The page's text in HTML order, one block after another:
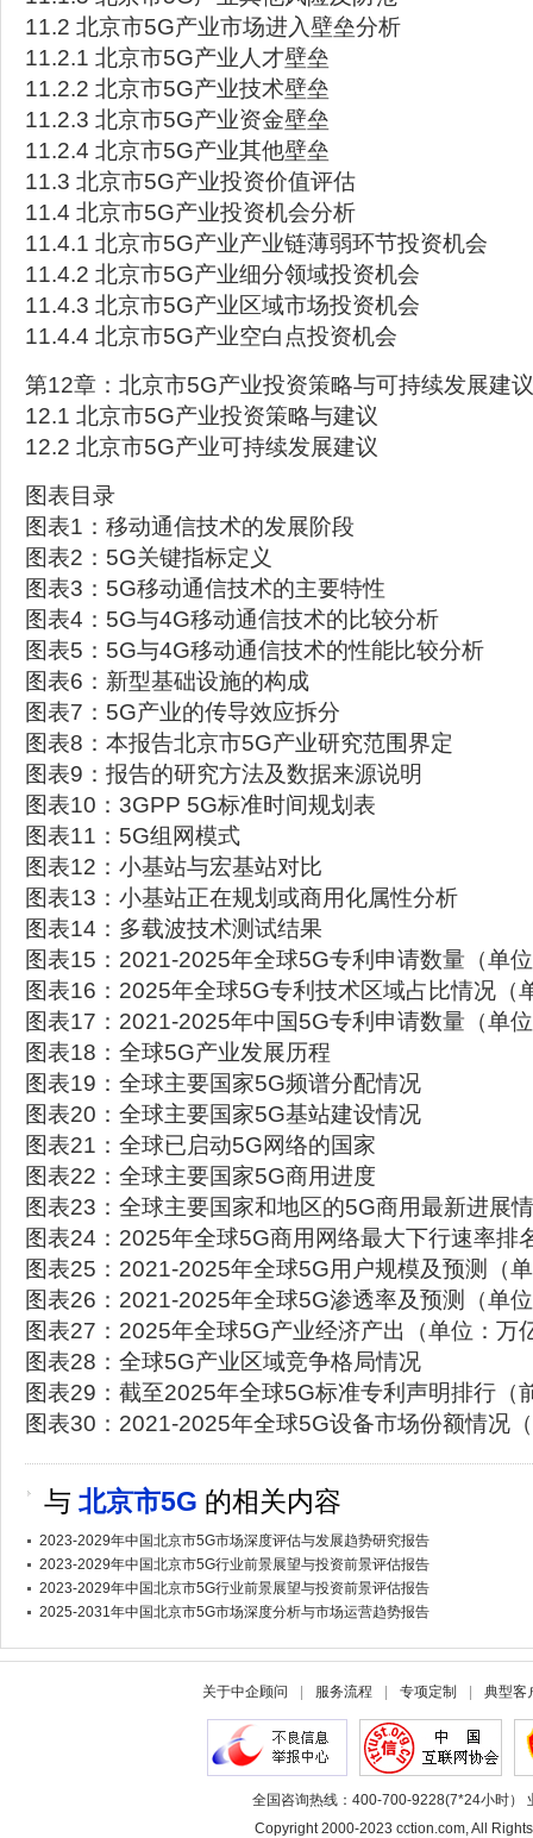
11.2 北京市5G产业市场进入壁垒分析
11.2.1 北京市5G产业人才壁垒
11.2.2 北京市5G产业技术壁垒
11.2.3 北京市5G产业资金壁垒
11.2.4 北京市5G产业其他壁垒
11.3 北京市5G产业投资价值评估
11.4 北京市5G产业投资机会分析
11.4.1 北京市5G产业产业链薄弱环节投资机会
11.4.2 北京市5G产业细分领域投资机会
11.4.3 北京市5G产业区域市场投资机会
11.4.4 北京市5G产业空白点投资机会
第12章：北京市5G产业投资策略与可持续发展建议
12.1 北京市5G产业投资策略与建议
12.2 北京市5G产业可持续发展建议
图表目录
图表1：移动通信技术的发展阶段
图表2：5G关键指标定义
图表3：5G移动通信技术的主要特性
图表4：5G与4G移动通信技术的比较分析
图表5：5G与4G移动通信技术的性能比较分析
图表6：新型基础设施的构成
图表7：5G产业的传导效应拆分
图表8：本报告北京市5G产业研究范围界定
图表9：报告的研究方法及数据来源说明
图表10：3GPP 5G标准时间规划表
图表11：5G组网模式
图表12：小基站与宏基站对比
图表13：小基站正在规划或商用化属性分析
图表14：多载波技术测试结果
图表15：2021-2025年全球5G专利申请数量（单
图表16：2025年全球5G专利技术区域占比情况（
图表17：2021-2025年中国5G专利申请数量（单
图表18：全球5G产业发展历程
图表19：全球主要国家5G频谱分配情况
图表20：全球主要国家5G基站建设情况
图表21：全球已启动5G网络的国家
图表22：全球主要国家5G商用进度
图表23：全球主要国家和地区的5G商用最新进展
图表24：2025年全球5G商用网络最大下行速率排
图表25：2021-2025年全球5G用户规模及预测（
图表26：2021-2025年全球5G渗透率及预测（单
图表27：2025年全球5G产业经济产出（单位：万
图表28：全球5G产业区域竞争格局情况
图表29：截至2025年全球5G标准专利声明排行（
图表30：2021-2025年全球5G设备市场份额情况
与 北京市5G 的相关内容
2023-2029年中国北京市5G市场深度评估与发展趋势研究报告
2023-2029年中国北京市5G行业前景展望与投资前景评估报告
2023-2029年中国北京市5G行业前景展望与投资前景评估报告
2025-2031年中国北京市5G市场深度分析与市场运营趋势报告
关于中企顾问 服务流程 专项定制 典型客
全国咨询热线：400-700-9228(7*24小时）
Copyright 2000-2023 cction.com, All